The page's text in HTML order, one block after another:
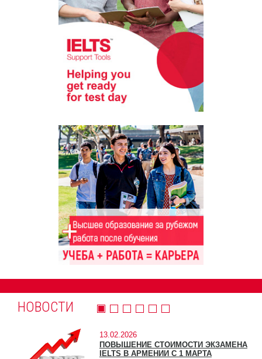
НОВОСТИ
13.02.2026
ПОВЫШЕНИЕ СТОИМОСТИ ЭКЗАМЕНА
IELTS В АРМЕНИИ С 1 МАРТА